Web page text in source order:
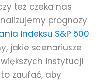
też czeka nas
prognozy
indeksu S&P 500
jakie scenariusze
instytucji
zaufać, aby